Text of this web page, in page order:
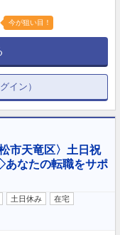
今が狙い目！
イン）
市天竜区〉土日祝
なたの転職をサポ
土日休み
在宅